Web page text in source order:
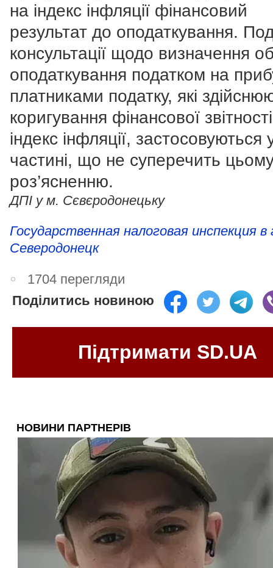
на індекс інфляції фінансовий
результат до оподаткування.
консультації щодо визначення
оподаткування податком на
платниками податку, які
коригування фінансової
індекс інфляції, застосовуються
частині, що не суперечить
роз’ясненню.
ДПІ у м. Сєвєродонецьку
Государственная налоговая инспекция в
Северодонецк
1704 перегляди
Поділитись новиною
Підтримати SD.UA